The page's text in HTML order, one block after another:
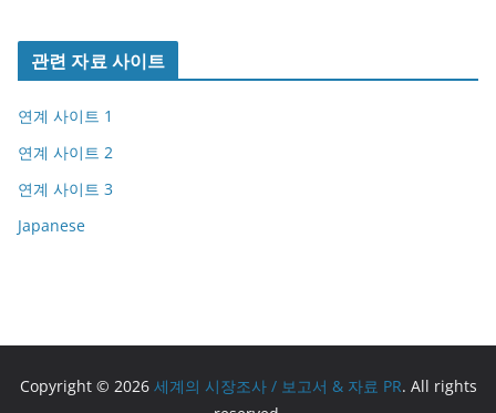
관련 자료 사이트
연계 사이트 1
연계 사이트 2
연계 사이트 3
Japanese
Copyright © 2026 세계의 시장조사 / 보고서 & 자료 PR. All rights